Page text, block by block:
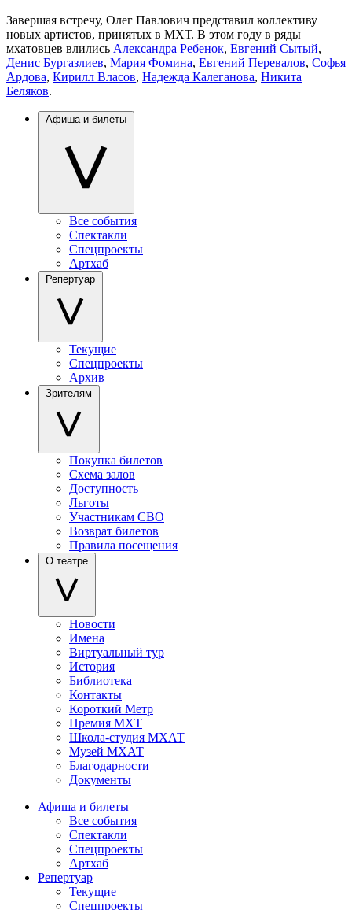
Завершая встречу, Олег Павлович представил коллективу
новых артистов, принятых в МХТ. В этом году в ряды
мхатовцев влились Александра Ребенок, Евгений Сытый,
Денис Бургазлиев, Мария Фомина, Евгений Перевалов, Софья
Ардова, Кирилл Власов, Надежда Калеганова, Никита
Беляков.
Афиша и билеты
Все события
Спектакли
Спецпроекты
Артхаб
Репертуар
Текущие
Спецпроекты
Архив
Зрителям
Покупка билетов
Схема залов
Доступность
Льготы
Участникам СВО
Возврат билетов
Правила посещения
О театре
Новости
Имена
Виртуальный тур
История
Библиотека
Контакты
Короткий Метр
Премия МХТ
Школа-студия МХАТ
Музей МХАТ
Благодарности
Документы
Афиша и билеты
Все события
Спектакли
Спецпроекты
Артхаб
Репертуар
Текущие
Спецпроекты